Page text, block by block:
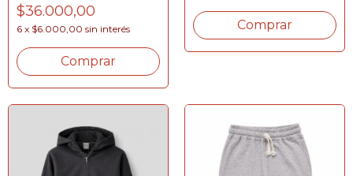
$36.000,00
6 x $6.000,00 sin interés
Comprar
Comprar